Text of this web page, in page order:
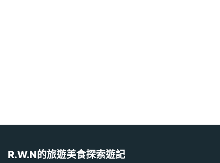
R.W.N的旅遊美食探索遊記